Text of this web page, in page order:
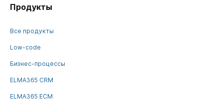
Продукты
Все продукты
Low-code
Бизнес-процессы
ELMA365 CRM
ELMA365 ECM